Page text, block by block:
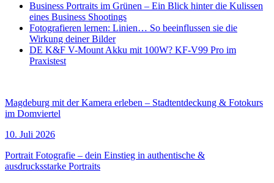
Business Portraits im Grünen – Ein Blick hinter die Kulissen
eines Business Shootings
Fotografieren lernen: Linien… So beeinflussen sie die
Wirkung deiner Bilder
DE K&F V-Mount Akku mit 100W? KF-V99 Pro im
Praxistest
Magdeburg mit der Kamera erleben – Stadtentdeckung & Fotokurs
im Domviertel
10. Juli 2026
Portrait Fotografie – dein Einstieg in authentische &
ausdrucksstarke Portraits